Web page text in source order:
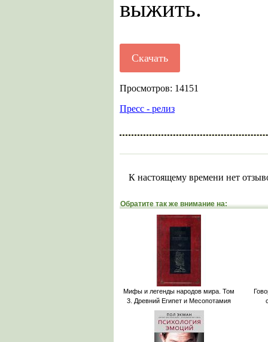
выжить.
Скачать
Просмотров: 14151
Пресс - релиз
К настоящему времени нет
Обратите так же внимание на:
Мифы и легенды народов мира. Том
3. Древний Египет и Месопотамия